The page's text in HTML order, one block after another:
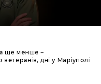
а ще менше –
ветеранів, дні у Маріуполі